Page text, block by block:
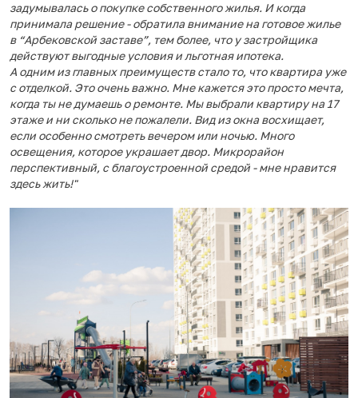
задумывалась о покупке собственного жилья. И когда
принимала решение - обратила внимание на готовое жилье
в “Арбековской заставе”, тем более, что у застройщика
действуют выгодные условия и льготная ипотека.
А одним из главных преимуществ стало то, что квартира уже
с отделкой. Это очень важно. Мне кажется это просто мечта,
когда ты не думаешь о ремонте. Мы выбрали квартиру на 17
этаже и ни сколько не пожалели. Вид из окна восхищает,
если особенно смотреть вечером или ночью. Много
освещения, которое украшает двор. Микрорайон
перспективный, с благоустроенной средой - мне нравится
здесь жить!"